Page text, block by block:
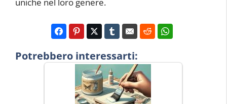
Potrebbero interessarti: